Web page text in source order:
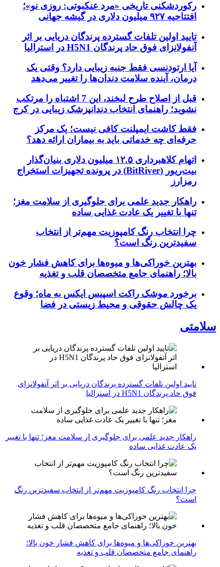
رکوردشکنی تاریخی «مرد عنکبوتی: روزی نو»؛
افتتاحیه ۹۲۷ میلیون دلاری در گیشه جهانی
تایید اولین تلفات گسترده پرندگان دریایی بر اثر
آنفولانزای فوق حاد پرندگان H5N1 در استرالیا
آیا ارتودنسی فقط جنبه زیبایی دارد؟ وقتی یک
درمان، آینده سلامت دندان‌ها را تغییر می‌دهد
قبل از اصلاح طرح لبخند، این 7 اشتباه را مرتکب
نشوید؛ راهنمای انتخاب دندانپزشک زیبایی در کرج
فقط کاشت ایمپلنت کافی نیست؛ یک مرکز
حرفه‌ای چه خدماتی باید به بیماران ارائه دهد؟
اتهام کلاهبرداری ۱۲.۵ میلیون دلاری بنیان‌گذار
بیت‌ریور (BitRiver) در پرونده تجهیزات استخراج
رمزارز
راهکار جدید علمی برای جلوگیری از سلامت مغز؛
تنها با تغییر یک عادت غذایی ساده
چرا انتخاب رنگ کامپوزیت مهم‌تر از انتخاب
سفیدترین رنگ است؟
بهترین خوراکی‌ها و میوه‌ها برای کاهش فشار خون
بالا؛ راهنمای جامع متخصصان قلب و تغذیه
برخورد موشک راکت اسپیس ایکس به ماه؛ وقوع
یک چالش حقوقی و محیط زیستی در فضا
سلامتی
تایید اولین تلفات گسترده پرندگان دریایی بر اثر آنفولانزای
فوق حاد پرندگان H5N1 در استرالیا
راهکار جدید علمی برای جلوگیری از سلامت مغز؛ تنها با تغییر
یک عادت غذایی ساده
چرا انتخاب رنگ کامپوزیت مهم‌تر از انتخاب سفیدترین رنگ
است؟
بهترین خوراکی‌ها و میوه‌ها برای کاهش فشار خون بالا؛
راهنمای جامع متخصصان قلب و تغذیه